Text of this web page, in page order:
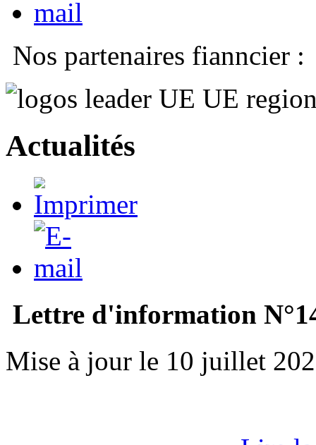
Nos partenaires fianncier :
Actualités
Lettre d'information
Mise à jour le 10 juillet